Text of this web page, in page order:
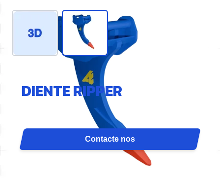
View larger imageView larger image
DIENTE RIPPER
El diente desgarrador D80 concentra la fuerza del
cilindro en un solo punto para una máxima
penetración. Es ideal para demolición de losas,
Disponible para excavadoras de 54 a 70 toneladas.
Contacte nos